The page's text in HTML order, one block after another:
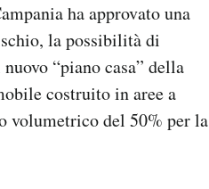
ha approvato una
la possibilità di
“piano casa” della
costruito in aree a
volumetrico del 50% per la